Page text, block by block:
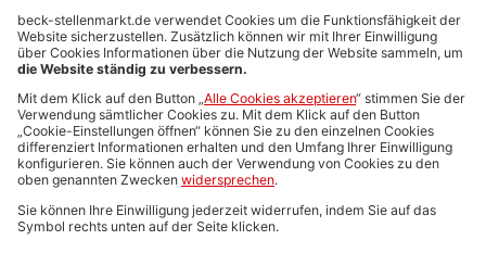
Anzeigen-AGB
Media-Daten
Newsletteranmeldung
Produktübersicht
ALLGEMEIN
FAQs
Impressum